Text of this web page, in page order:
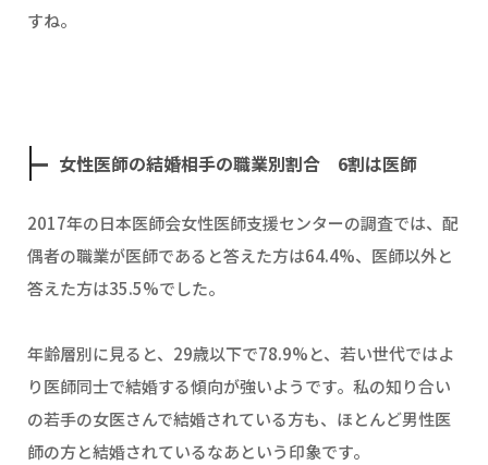
すね。
女性医師の結婚相手の職業別割合 6割は医師
2017年の日本医師会女性医師支援センターの調査では、配
偶者の職業が医師であると答えた方は64.4%、医師以外と
答えた方は35.5%でした。
年齢層別に見ると、29歳以下で78.9%と、若い世代ではよ
り医師同士で結婚する傾向が強いようです。私の知り合い
の若手の女医さんで結婚されている方も、ほとんど男性医
師の方と結婚されているなあという印象です。